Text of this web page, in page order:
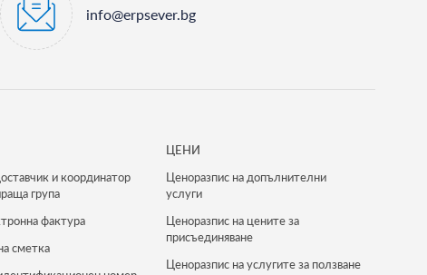
info@erpsever.bg
и координатор
група
фактура
сметка
ЦЕНИ
Ценоразпис на допълнителни
услуги
Ценоразпис на цените за
присъединяване
Ценоразпис на услугите за ползване